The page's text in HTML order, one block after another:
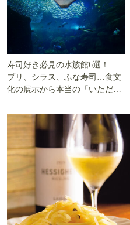
寿司好き必見の水族館6選！
ブリ、シラス、ふな寿司…食文
化の展示から本当の「いただき